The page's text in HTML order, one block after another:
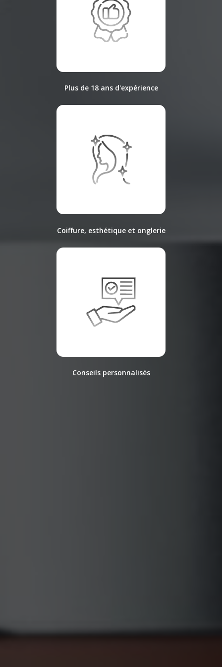
Plus de 18 ans d'expérience
Coiffure, esthétique et onglerie
Conseils personnalisés